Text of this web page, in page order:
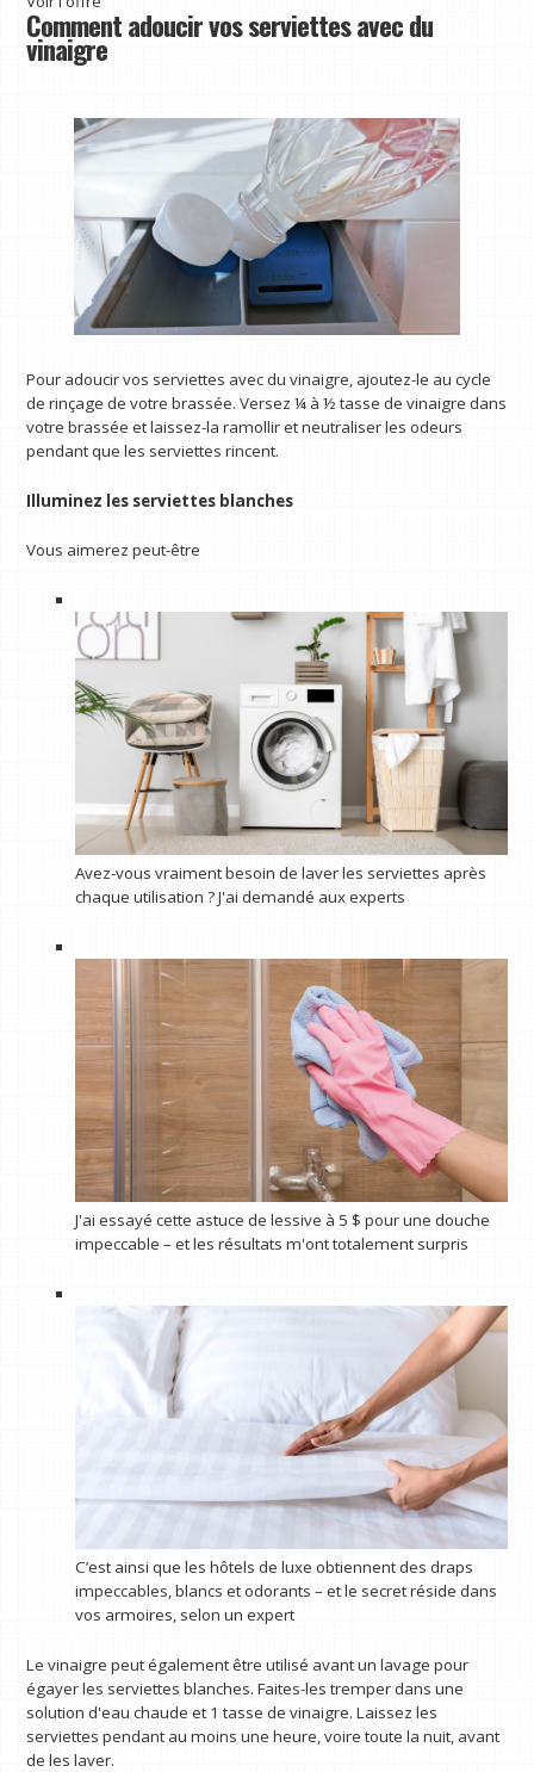
Comment adoucir vos serviettes avec du
vinaigre
Pour adoucir vos serviettes avec du vinaigre, ajoutez-le au cycle
de rinçage de votre brassée. Versez ¼ à ½ tasse de vinaigre dans
votre brassée et laissez-la ramollir et neutraliser les odeurs
pendant que les serviettes rincent.
Illuminez les serviettes blanches
Vous aimerez peut-être
Avez-vous vraiment besoin de laver les serviettes après
chaque utilisation ? J'ai demandé aux experts
J'ai essayé cette astuce de lessive à 5 $ pour une douche
impeccable – et les résultats m'ont totalement surpris
C’est ainsi que les hôtels de luxe obtiennent des draps
impeccables, blancs et odorants – et le secret réside dans
vos armoires, selon un expert
Le vinaigre peut également être utilisé avant un lavage pour
égayer les serviettes blanches. Faites-les tremper dans une
solution d'eau chaude et 1 tasse de vinaigre. Laissez les
serviettes pendant au moins une heure, voire toute la nuit, avant
de les laver.